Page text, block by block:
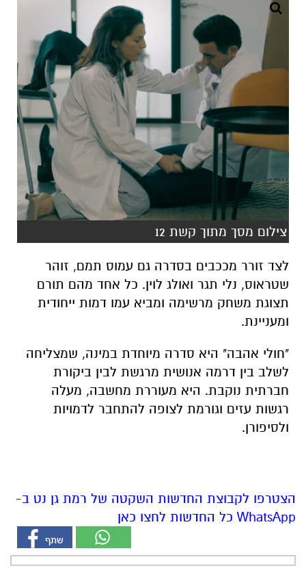
צילום מסך מתוך קשת 12
לצד זורר מככבים בסדרה גם עמוס תמם, זוהר
שטראוס, נלי תגר ואולג לוין. כל אחד מהם תורם
תצוגת משחק מרשימה ומביא עמו דמות ייחודית
ומעניינת.
"חולי אהבה" היא סדרה מיוחדת במינה, שמצליחה
לשלב בין דרמה אנושית מרגשת לבין ביקורת
חברתית נוקבת. היא מעוררת מחשבה, מעלה
רגשות עזים וגורמת לצופה להתחבר לדמויות
ולסיפורן.
הצטרפו לקבוצת החדשות השקטה של רמת גן נט ב-
WhatsApp כל החדשות לחצו כאן